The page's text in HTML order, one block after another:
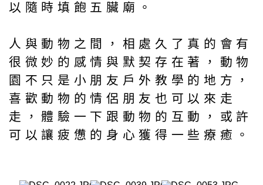
以隨時填飽五臟廟。
人與動物之間，相處久了真的會有
很微妙的感情與默契存在著，動物
園不只是小朋友戶外教學的地方，
喜歡動物的情侶朋友也可以來走
走，體驗一下跟動物的互動，或許
可以讓疲憊的身心獲得一些療癒。